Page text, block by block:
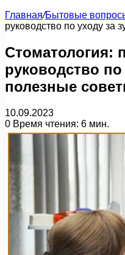
Главная/Бытовые
руководство по уходу за
Стоматология:
руководство
полезные
10.09.2023
0 Время чтения: 6 мин.